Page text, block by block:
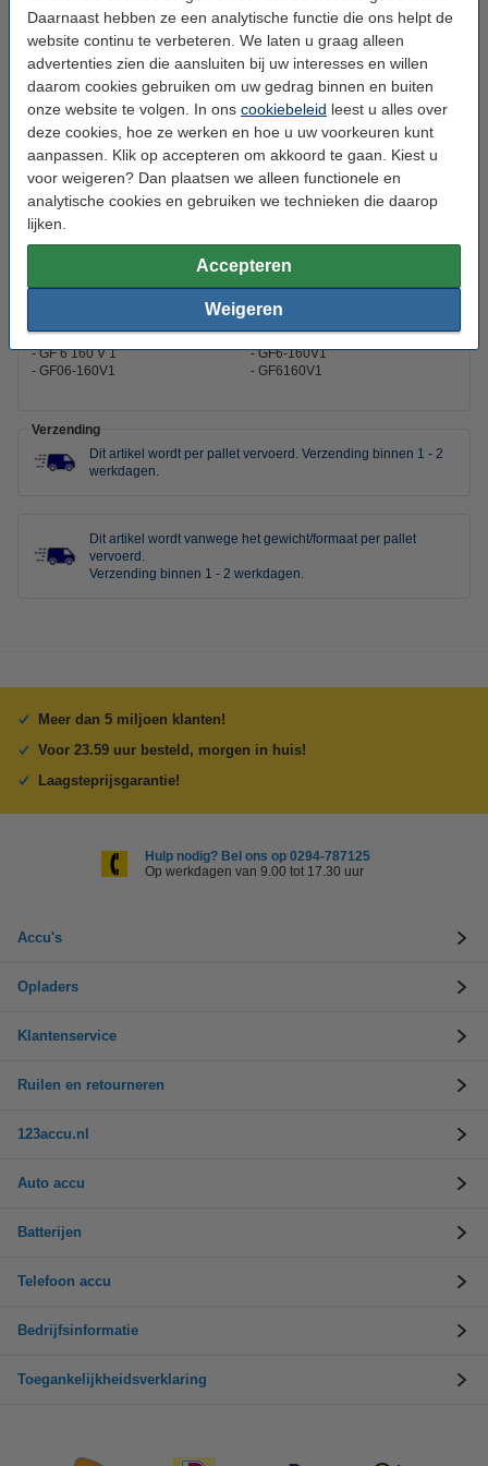
Daarnaast hebben ze een analytische functie die ons helpt de
website continu te verbeteren. We laten u graag alleen
advertenties zien die aansluiten bij uw interesses en willen
daarom cookies gebruiken om uw gedrag binnen en buiten
onze website te volgen. In ons cookiebeleid leest u alles over
deze cookies, hoe ze werken en hoe u uw voorkeuren kunt
aanpassen. Klik op accepteren om akkoord te gaan. Kiest u
voor weigeren? Dan plaatsen we alleen functionele en
analytische cookies en gebruiken we technieken die daarop
lijken.
Accepteren
Weigeren
Capaciteit: 196 Ah
Voltage: 6 V
Batterij type: Gel
Afmetingen: 244 x 190 x 275 mm
Aantal:
Bodembevestiging: B00
Deep-cycle accu
Dit product vervangt partnummers:
GF 6 160 V 1
GF06-160V1
GF6-160V1
GF6160V1
Verzending
Dit artikel wordt per pallet vervoerd. Verzending binnen 1 - 2
werkdagen.
Dit artikel wordt vanwege het gewicht/formaat per pallet
vervoerd.
Verzending binnen 1 - 2 werkdagen.
Meer dan 5 miljoen klanten!
Voor 23.59 uur besteld, morgen in huis!
Laagsteprijsgarantie!
Hulp nodig? Bel ons op 0294-787125
Op werkdagen van 9.00 tot 17.30 uur
Accu's
Opladers
Klantenservice
Ruilen en retourneren
123accu.nl
Auto accu
Batterijen
Telefoon accu
Bedrijfsinformatie
Toegankelijkheidsverklaring